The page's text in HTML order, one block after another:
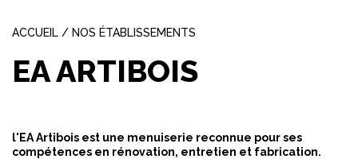
ACCUEIL / NOS ÉTABLISSEMENTS
EA ARTIBOIS
l'EA Artibois est une menuiserie reconnue pour ses
compétences en rénovation, entretien et fabrication.